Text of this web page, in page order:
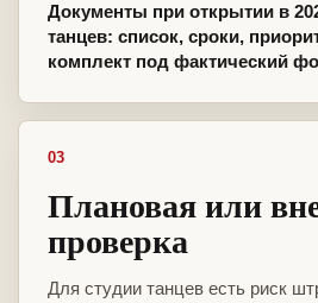
Документы при открытии в
танцев: список, сроки,
комплект под фактический
03
Плановая или
проверка
Для студии танцев есть риск